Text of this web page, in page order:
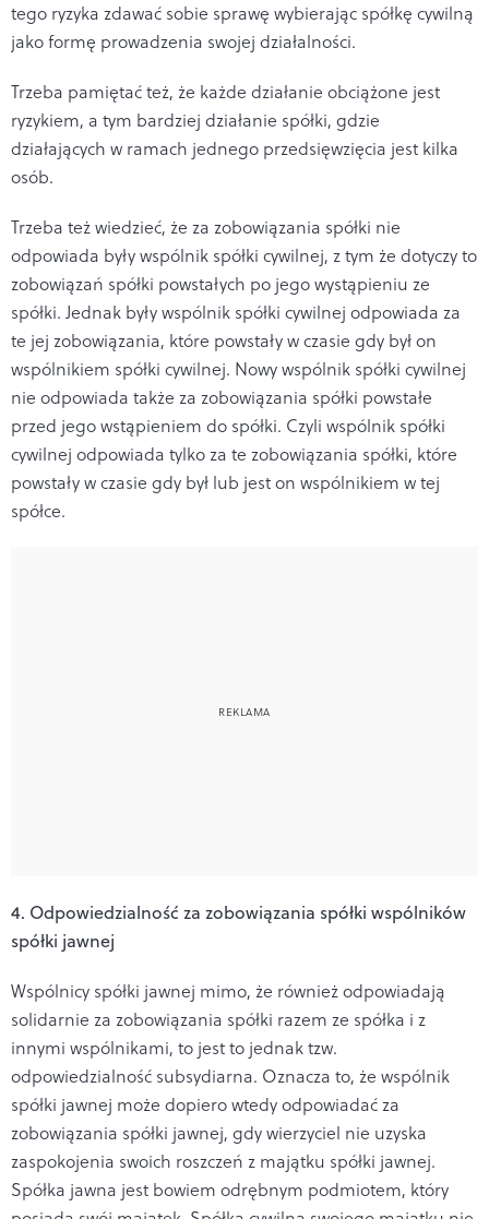
tego ryzyka zdawać sobie sprawę wybierając spółkę cywilną
jako formę prowadzenia swojej działalności.
Trzeba pamiętać też, że każde działanie obciążone jest
ryzykiem, a tym bardziej działanie spółki, gdzie
działających w ramach jednego przedsięwzięcia jest kilka
osób.
Trzeba też wiedzieć, że za zobowiązania spółki nie
odpowiada były wspólnik spółki cywilnej, z tym że dotyczy to
zobowiązań spółki powstałych po jego wystąpieniu ze
spółki. Jednak były wspólnik spółki cywilnej odpowiada za
te jej zobowiązania, które powstały w czasie gdy był on
wspólnikiem spółki cywilnej. Nowy wspólnik spółki cywilnej
nie odpowiada także za zobowiązania spółki powstałe
przed jego wstąpieniem do spółki. Czyli wspólnik spółki
cywilnej odpowiada tylko za te zobowiązania spółki, które
powstały w czasie gdy był lub jest on wspólnikiem w tej
spółce.
4. Odpowiedzialność za zobowiązania spółki wspólników
spółki jawnej
Wspólnicy spółki jawnej mimo, że również odpowiadają
solidarnie za zobowiązania spółki razem ze spółka i z
innymi wspólnikami, to jest to jednak tzw.
odpowiedzialność subsydiarna. Oznacza to, że wspólnik
spółki jawnej może dopiero wtedy odpowiadać za
zobowiązania spółki jawnej, gdy wierzyciel nie uzyska
zaspokojenia swoich roszczeń z majątku spółki jawnej.
Spółka jawna jest bowiem odrębnym podmiotem, który